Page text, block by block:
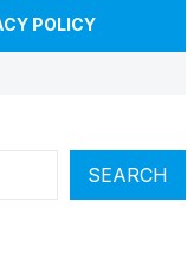
POLICY
SEARCH